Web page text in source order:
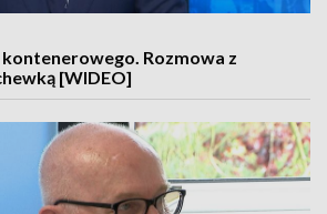
Rozmowa z
[WIDEO]